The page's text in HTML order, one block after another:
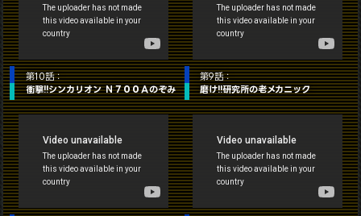
第10話：
衝撃!!シンカリオン Ｎ７００Ａのぞみ
第9話：
磨け!!研究所の老メカニック